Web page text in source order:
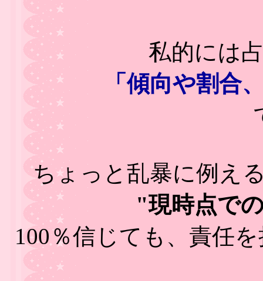
私的には
「傾向や割合
ちょっと乱暴に例え
"現時点で
100％信じても、責任